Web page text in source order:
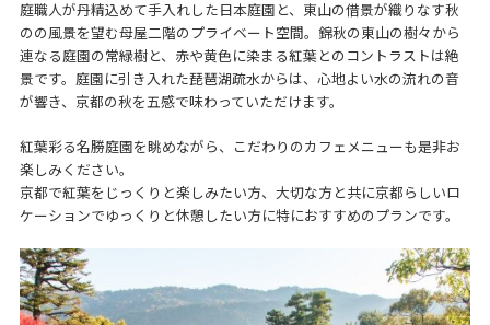
庭職人が丹精込めて手入れした日本庭園と、東山の借景が織りなす秋
のの風景を望む母屋二階のプライベート空間。錦秋の東山の樹々から
連なる庭園の常緑樹と、赤や黄色に染まる紅葉とのコントラストは絶
景です。庭園に引き入れた琵琶湖疏水からは、心地よい水の流れの音
が響き、京都の秋を五感で味わっていただけます。
紅葉彩る名勝庭園を眺めながら、こだわりのカフェメニューも是非お
楽しみください。
京都で紅葉をじっくりと楽しみたい方、大切な方と共に京都らしいロ
ケーションでゆっくりと休憩したい方に特におすすめのプランです。